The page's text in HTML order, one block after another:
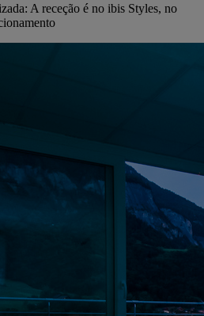
A receção é no ibis Styles, no